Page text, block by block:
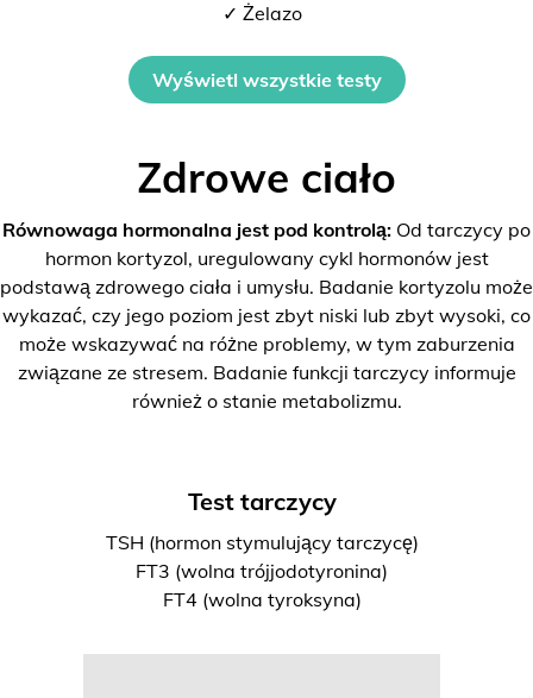
✓ Żelazo
Wyświetl wszystkie testy
Zdrowe ciało
Równowaga hormonalna jest pod kontrolą: Od tarczycy po
hormon kortyzol, uregulowany cykl hormonów jest
podstawą zdrowego ciała i umysłu. Badanie kortyzolu może
wykazać, czy jego poziom jest zbyt niski lub zbyt wysoki, co
może wskazywać na różne problemy, w tym zaburzenia
związane ze stresem. Badanie funkcji tarczycy informuje
również o stanie metabolizmu.
Test tarczycy
TSH (hormon stymulujący tarczycę)
FT3 (wolna trójjodotyronina)
FT4 (wolna tyroksyna)